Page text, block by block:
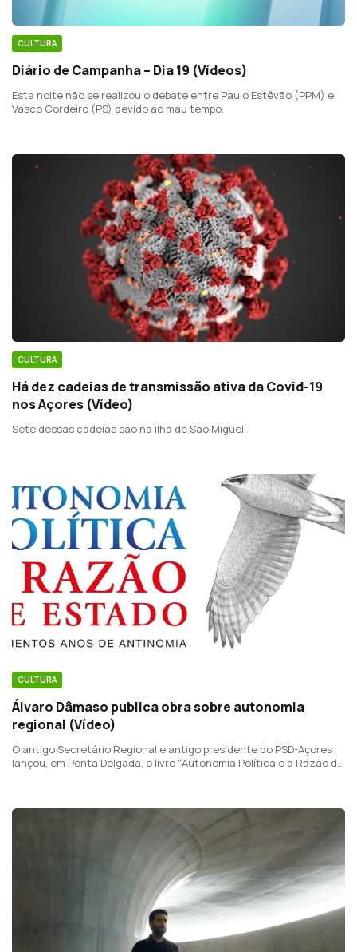
CULTURA
Diário de Campanha – Dia 19 (Vídeos)
Esta noite não se realizou o debate entre Paulo Estêvão (PPM) e
Vasco Cordeiro (PS) devido ao mau tempo.
CULTURA
Há dez cadeias de transmissão ativa da Covid-19
nos Açores (Vídeo)
Sete dessas cadeias são na ilha de São Miguel.
CULTURA
Álvaro Dâmaso publica obra sobre autonomia
regional (Vídeo)
O antigo Secretário Regional e antigo presidente do PSD-Açores
lançou, em Ponta Delgada, o livro "Autonomia Política e a Razão de